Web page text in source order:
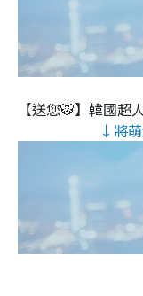
【送您🐯】韓國超
↓將